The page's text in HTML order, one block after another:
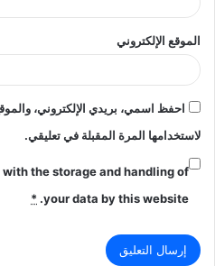
الموقع الإلكتروني
احفظ اسمي، بريدي الإلكتروني،
لاستخدامها المرة المقبلة في تعليقي.
the storage and handling of
your data by this website.
*